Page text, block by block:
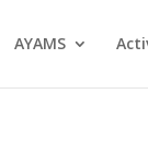
AYAMS